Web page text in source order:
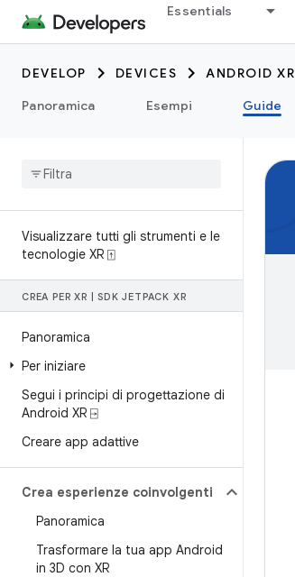
Essentials
DEVELOP DEVICES ANDROID XR
Panoramica
Esempi Guide
Visualizzare tutti gli strumenti e le
tecnologie XR ⍐
CREA PER XR SDK JETPACK XR
Panoramica
Per iniziare
Segui i principi di progettazione di
Android XR ⍈
Creare app adattive
Crea esperienze coinvolgenti
Panoramica
Trasformare la tua app Android
in 3D con XR